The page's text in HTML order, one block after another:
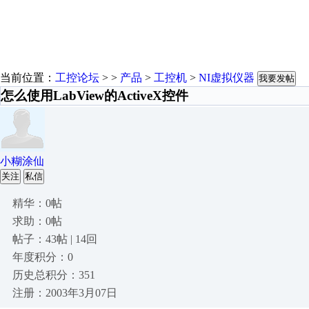
当前位置： 工控论坛 > > 产品 > 工控机 > NI虚拟仪器 我要发帖
怎么使用LabView的ActiveX控件
小糊涂仙
关注 私信
精华：0帖
求助：0帖
帖子：43帖 | 14回
年度积分：0
历史总积分：351
注册：2003年3月07日